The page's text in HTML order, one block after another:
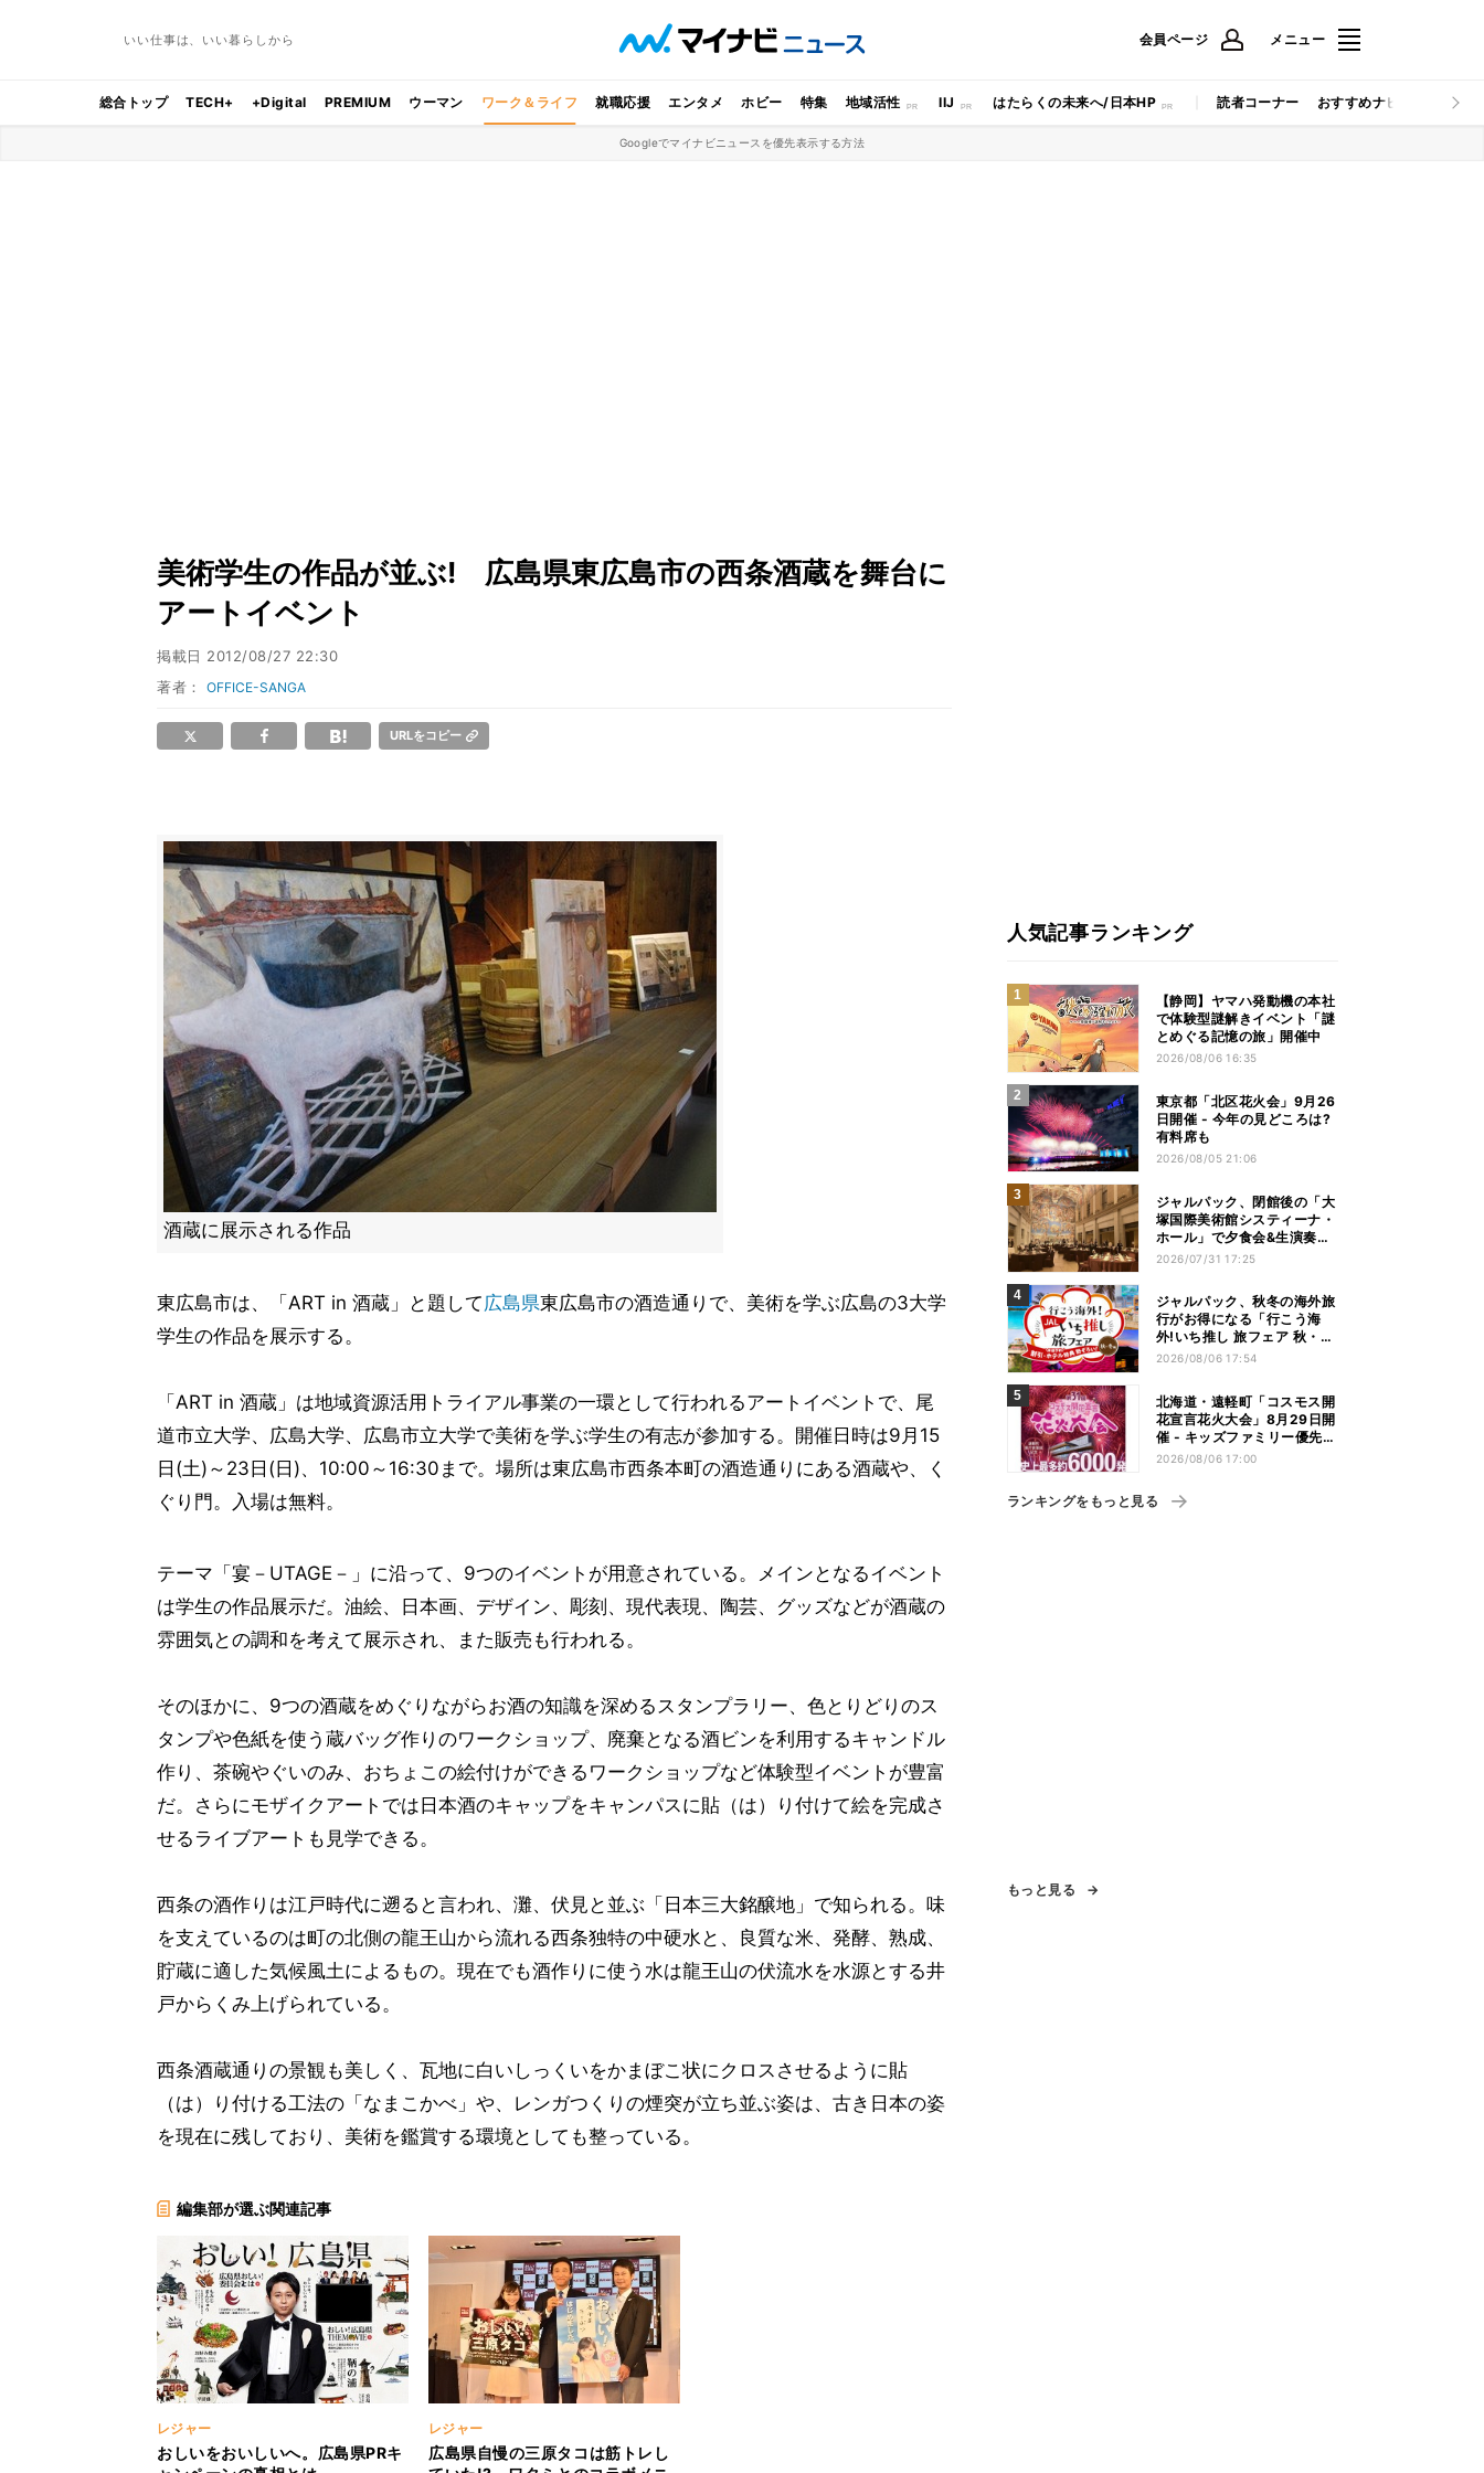
いい仕事は、いい暮らしから 会員ページ メニュー
総合トップ TECH+ +Digital PREMIUM ウーマン ワーク＆ライフ 就職応援 エンタメ ホビー 特集 地域活性 IIJ はたらくの未来へ/日本HP 読者コーナー おすすめナビ マイナビ
Googleでマイナビニュースを優先表示する方法
美術学生の作品が並ぶ! 広島県東広島市の西条酒蔵を舞台に
アートイベント
掲載日 2012/08/27 22:30
著者：OFFICE-SANGA
URLをコピー
酒蔵に展示される作品
東広島市は、「ART in 酒蔵」と題して広島県東広島市の酒造通りで、美術を学ぶ広島の3大学
学生の作品を展示する。
「ART in 酒蔵」は地域資源活用トライアル事業の一環として行われるアートイベントで、尾
道市立大学、広島大学、広島市立大学で美術を学ぶ学生の有志が参加する。開催日時は9月15
日(土)～23日(日)、10:00～16:30まで。場所は東広島市西条本町の酒造通りにある酒蔵や、く
ぐり門。入場は無料。
テーマ「宴－UTAGE－」に沿って、9つのイベントが用意されている。メインとなるイベント
は学生の作品展示だ。油絵、日本画、デザイン、彫刻、現代表現、陶芸、グッズなどが酒蔵の
雰囲気との調和を考えて展示され、また販売も行われる。
そのほかに、9つの酒蔵をめぐりながらお酒の知識を深めるスタンプラリー、色とりどりのス
タンプや色紙を使う蔵バッグ作りのワークショップ、廃棄となる酒ビンを利用するキャンドル
作り、茶碗やぐいのみ、おちょこの絵付けができるワークショップなど体験型イベントが豊富
だ。さらにモザイクアートでは日本酒のキャップをキャンパスに貼（は）り付けて絵を完成さ
せるライブアートも見学できる。
西条の酒作りは江戸時代に遡ると言われ、灘、伏見と並ぶ「日本三大銘醸地」で知られる。味
を支えているのは町の北側の龍王山から流れる西条独特の中硬水と、良質な米、発酵、熟成、
貯蔵に適した気候風土によるもの。現在でも酒作りに使う水は龍王山の伏流水を水源とする井
戸からくみ上げられている。
西条酒蔵通りの景観も美しく、瓦地に白いしっくいをかまぼこ状にクロスさせるように貼
（は）り付ける工法の「なまこかべ」や、レンガつくりの煙突が立ち並ぶ姿は、古き日本の姿
を現在に残しており、美術を鑑賞する環境としても整っている。
編集部が選ぶ関連記事
レジャー
おしいをおいしいへ。広島県PRキ
レジャー
広島県自慢の三原タコは筋トレし
人気記事ランキング
【静岡】ヤマハ発動機の本社
で体験型謎解きイベント「謎
とめぐる記憶の旅」開催中
2026/08/06 16:35
東京都「北区花火会」9月26
日開催 - 今年の見どころは?
有料席も
2026/08/05 21:06
ジャルパック、閉館後の「大
塚国際美術館システィーナ・
ホール」で夕食会&生演奏を
楽しむツアーを販売 – 徳島を
2026/07/31 17:25
ジャルパック、秋冬の海外旅
行がお得になる「行こう海
外!いち推し 旅フェア 秋・冬
編」フェアを開催
2026/08/06 17:54
北海道・遠軽町「コスモス開
花宣言花火大会」8月29日開
催 - キッズファミリー優先観
覧エリアも新設
2026/08/06 17:00
ランキングをもっと見る
もっと見る